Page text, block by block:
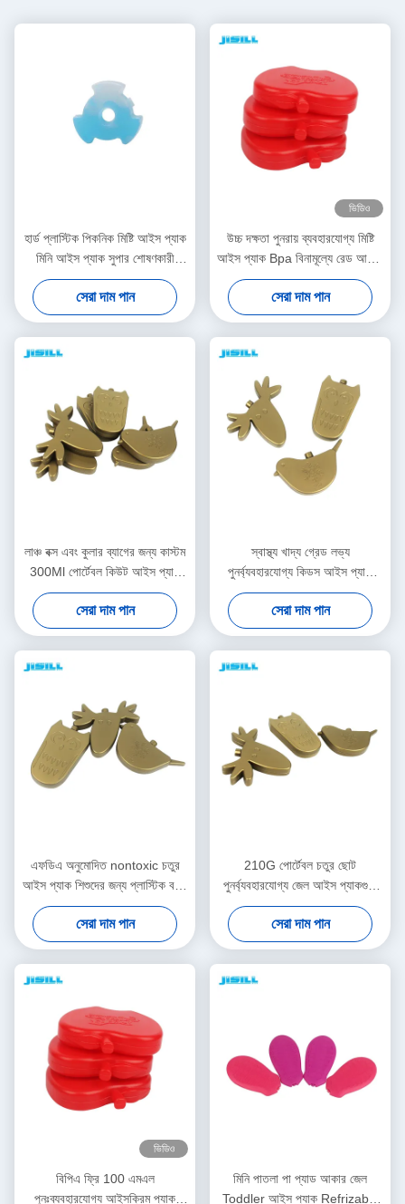
হার্ড প্লাস্টিক পিকনিক মিষ্টি আইস প্যাক
মিনি আইস প্যাক সুপার শোষণকারী
পলিমার
সেরা দাম পান
ভিডিও
উচ্চ দক্ষতা পুনরায় ব্যবহারযোগ্য মিষ্টি
আইস প্যাক Bpa বিনামূল্যে রেড আপেল
আকৃতির আইস ইট কুলার ব্যাগ জন্য
সেরা দাম পান
লাঞ্চ বক্স এবং কুলার ব্যাগের জন্য কাস্টম
300Ml পোর্টেবল কিউট আইস প্যাক
ফ্রিজার প্যাক
সেরা দাম পান
স্বাস্থ্য খাদ্য গ্রেড লভ্য
পুনর্ব্যবহারযোগ্য কিডস আইস প্যাক
প্রাণী আকার ছোট বরফ ব্লক
সেরা দাম পান
এফডিএ অনুমোদিত nontoxic চতুর
আইস প্যাক শিশুদের জন্য প্লাস্টিক বরফ
ব্লক প্যাক ব্যবহার করুন
সেরা দাম পান
210G পোর্টেবল চতুর ছোট
পুনর্ব্যবহারযোগ্য জেল আইস প্যাকগুলি
হিপ্প শিশু আইস প্যাক
সেরা দাম পান
ভিডিও
বিপিএ ফ্রি 100 এমএল
পুনঃব্যবহারযোগ্য আইসক্রিম প্যাক
মিনি পাতলা পা প্যাড আকার জেল
Toddler আইস প্যাক Refrizable